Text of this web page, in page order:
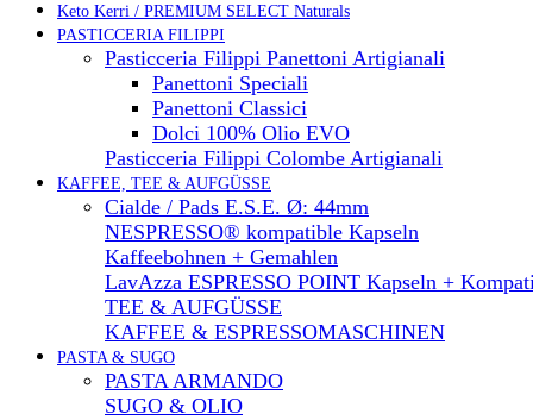
Keto Kerri / PREMIUM SELECT Naturals
PASTICCERIA FILIPPI
Pasticceria Filippi Panettoni Artigianali
Panettoni Speciali
Panettoni Classici
Dolci 100% Olio EVO
Pasticceria Filippi Colombe Artigianali
KAFFEE, TEE & AUFGÜSSE
Cialde / Pads E.S.E. Ø: 44mm
NESPRESSO® kompatible Kapseln
Kaffeebohnen + Gemahlen
LavAzza ESPRESSO POINT Kapseln +
TEE & AUFGÜSSE
KAFFEE & ESPRESSOMASCHINEN
PASTA & SUGO
PASTA ARMANDO
SUGO & OLIO